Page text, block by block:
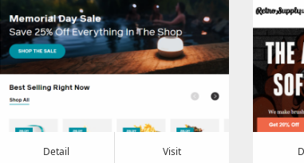
Update:
2024.07.10
Category:その他
Detail Visit
Detail Visit
Detail